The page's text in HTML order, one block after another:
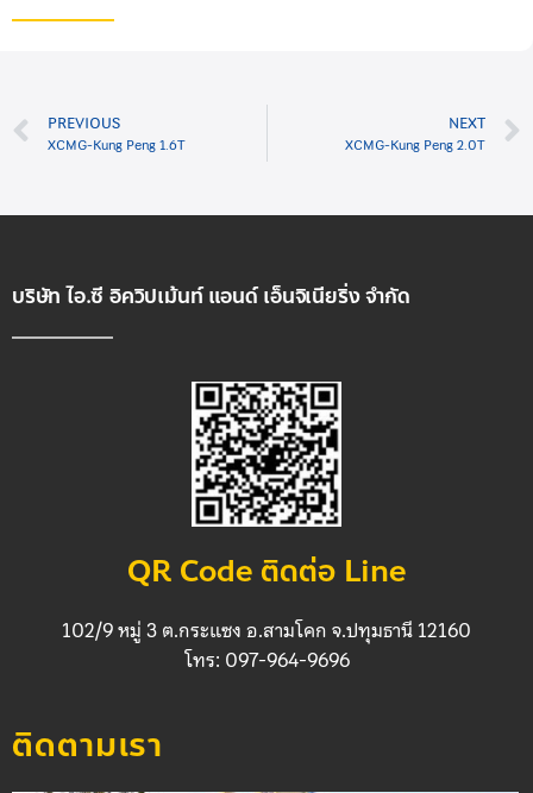
PREVIOUS
XCMG-Kung Peng 1.6T
NEXT
XCMG-Kung Peng 2.0T
บริษัท ไอ.ซี อิควิปเม้นท์ แอนด์ เอ็นจิเนียริ่ง จำกัด
QR Code ติดต่อ Line
102/9 หมู่ 3 ต.กระแซง อ.สามโคก จ.ปทุมธานี 12160
โทร: 097-964-9696
ติดตามเรา